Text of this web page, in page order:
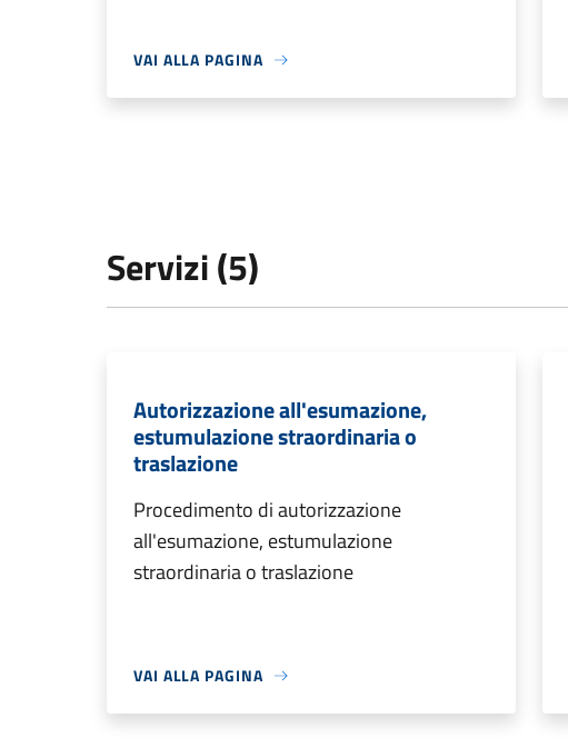
VAI ALLA PAGINA
Servizi (5)
Autorizzazione all'esumazione,
estumulazione straordinaria o
traslazione
Procedimento di autorizzazione
all'esumazione, estumulazione
straordinaria o traslazione
VAI ALLA PAGINA